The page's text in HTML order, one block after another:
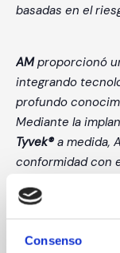
Consenso
basadas en el
AMproporcionó
integrando
profundo
Mediante la
Tyvek® a medida,
conformidad con
Este estudio de
y la innovación
fluida hacia el